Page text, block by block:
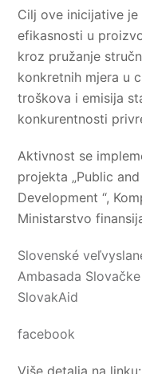
Cilj ove inicijative je
efikasnosti u
kroz pružanje
konkretnih mjera u
troškova i emisija
konkurentnosti
Aktivnost se
projekta „Public
Development “,
Ministarstvo
Slovenské
Ambasada
SlovakAid
facebook
Više detalja na linku: